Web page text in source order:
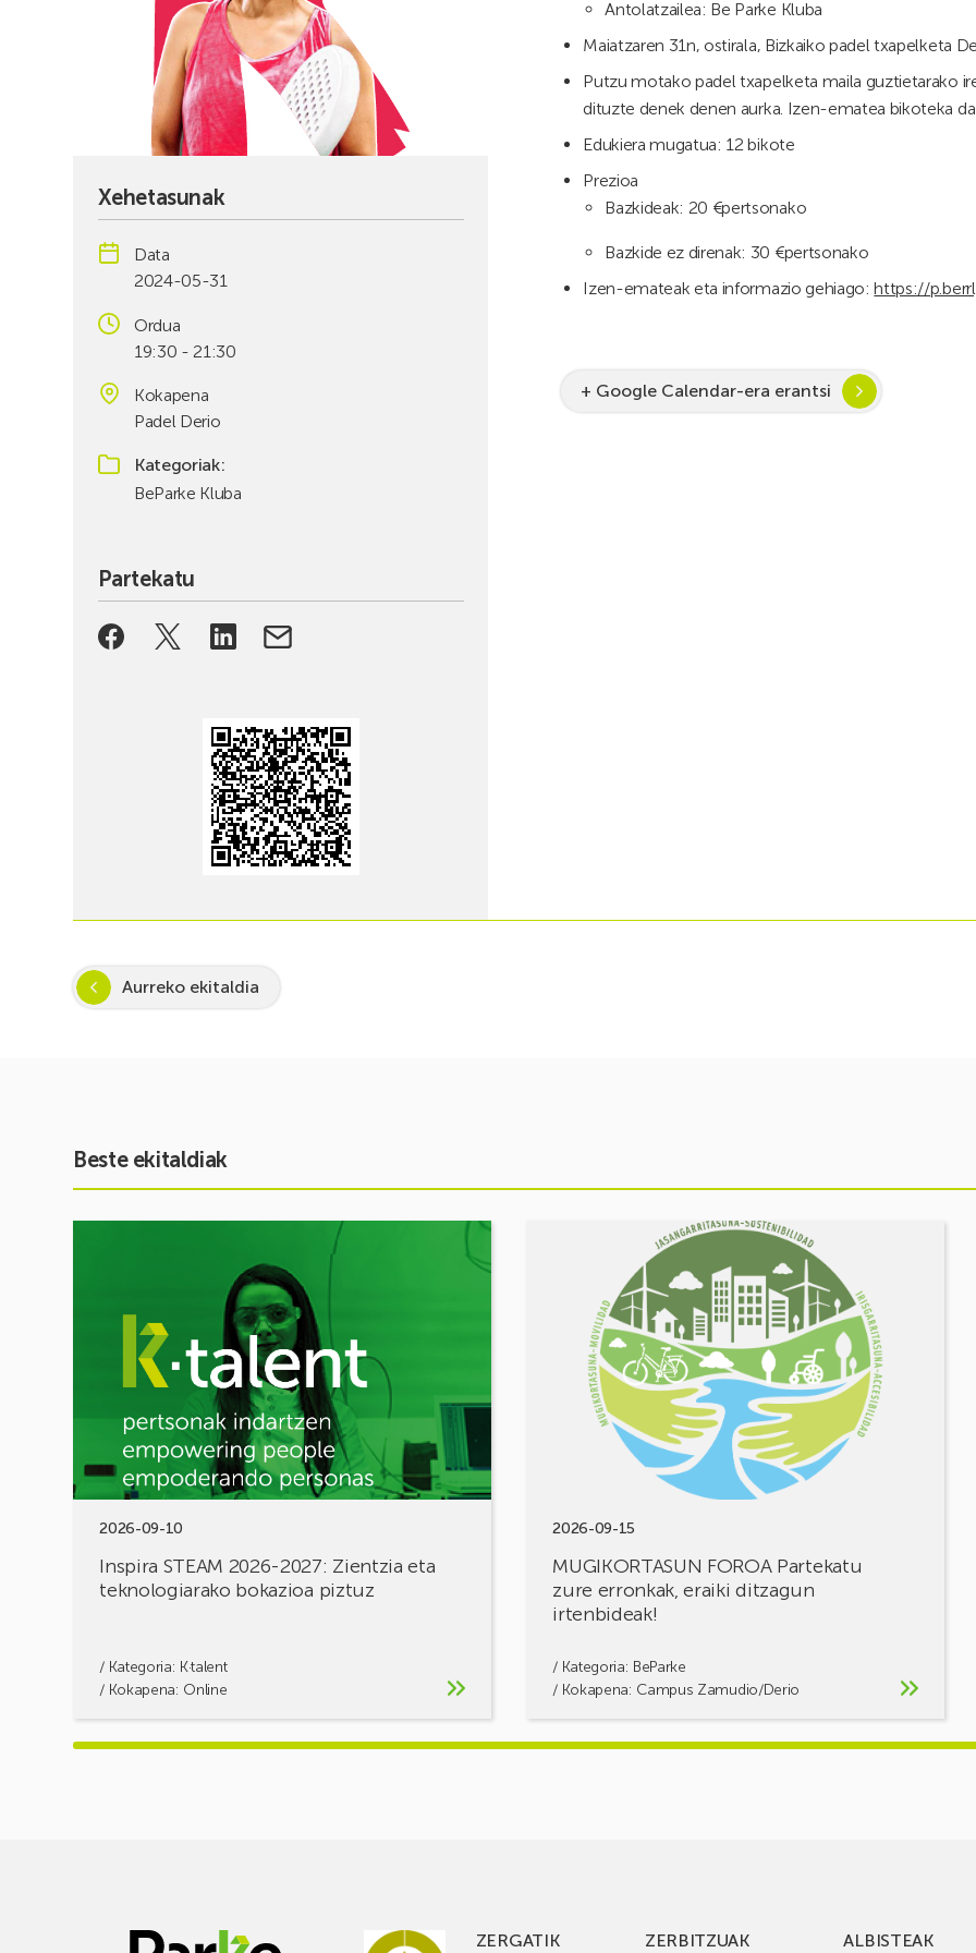
Antolatzailea: Be Parke Kluba
Maiatzaren 31n, ostirala, Bizkaiko padel txapelketa
Putzu motako padel txapelketa maila guztietarako
dituzte denek denen aurka. Izen-ematea bikoteka
Edukiera mugatua: 12 bikote
Prezioa
Bazkideak: 20 €pertsonako
Bazkide ez direnak: 30 €pertsonako
Izen-emateak eta informazio gehiago:https://
+ Google Calendar-era erantsi
Xehetasunak
Data
2024-05-31
Ordua
19:30 - 21:30
Kokapena
Padel Derio
Kategoriak
BeParke Kluba
Partekatu
Aurreko ekitaldia
Beste ekitaldiak
2026-09-10
Inspira STEAM 2026-2027: Zientzia eta
teknologiarako bokazioa piztuz
/ Kategoria: K·talent
/ Kokapena: Online
teknologiarako
bokazioa
piztuz
2026-09-15
MUGIKORTASUN FOROA Partekatu
zure erronkak, eraiki ditzagun
irtenbideak!
/ Kategoria: BeParke
/ Kokapena: Campus Zamudio/Derio
MUGIKORTASUN
ZERGATIK
ZERBITZUAK ALBISTEAK